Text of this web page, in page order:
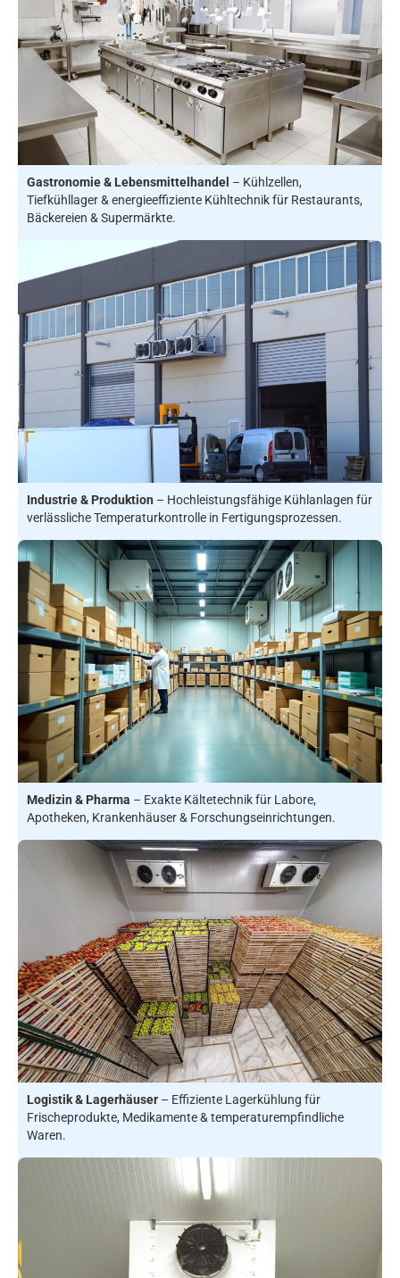
Gastronomie & Lebensmittelhandel – Kühlzellen,
Tiefkühllager & energieeffiziente Kühltechnik für Restaurants,
Bäckereien & Supermärkte.
Industrie & Produktion – Hochleistungsfähige Kühlanlagen für
verlässliche Temperaturkontrolle in Fertigungsprozessen.
Medizin & Pharma – Exakte Kältetechnik für Labore,
Apotheken, Krankenhäuser & Forschungseinrichtungen.
Logistik & Lagerhäuser – Effiziente Lagerkühlung für
Frischeprodukte, Medikamente & temperaturempfindliche
Waren.